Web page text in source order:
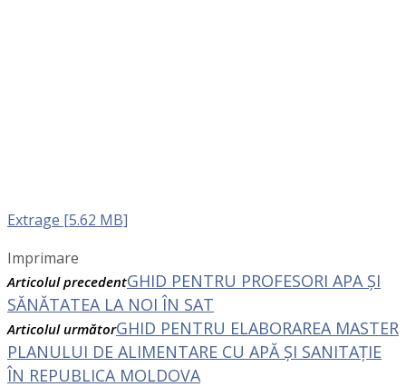
Extrage [5.62 MB]
Imprimare
Articolul precedentGHID PENTRU PROFESORI APA ȘI
SĂNĂTATEA LA NOI ÎN SAT
Articolul următorGHID PENTRU ELABORAREA MASTER
PLANULUI DE ALIMENTARE CU APĂ ŞI SANITAŢIE
ÎN REPUBLICA MOLDOVA